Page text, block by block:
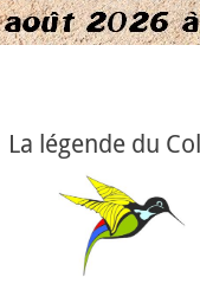
La légende du